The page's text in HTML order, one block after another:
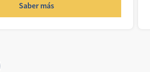
Saber más